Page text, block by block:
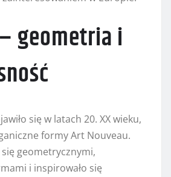
geometria i
się w latach 20. XX wieku,
formy Art Nouveau.
geometrycznymi,
i inspirowało się